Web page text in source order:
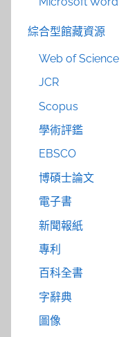
綜合型館藏資源
Web of Science
JCR
Scopus
學術評鑑
EBSCO
博碩士論文
電子書
新聞報紙
專利
百科全書
字辭典
圖像